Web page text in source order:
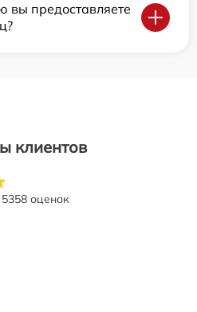
вы предоставляете
клиентов
5358 оценок